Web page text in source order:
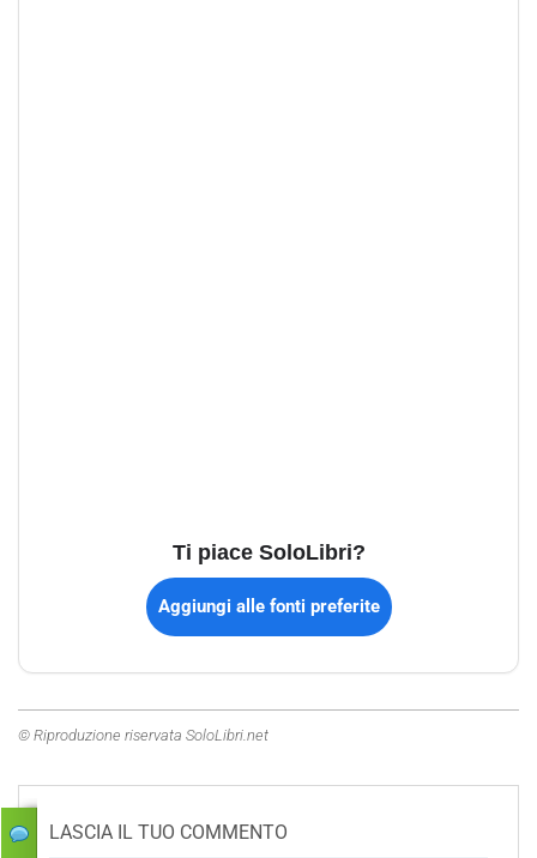
Ti piace SoloLibri?
Aggiungi alle fonti preferite
© Riproduzione riservata SoloLibri.net
LASCIA IL TUO COMMENTO